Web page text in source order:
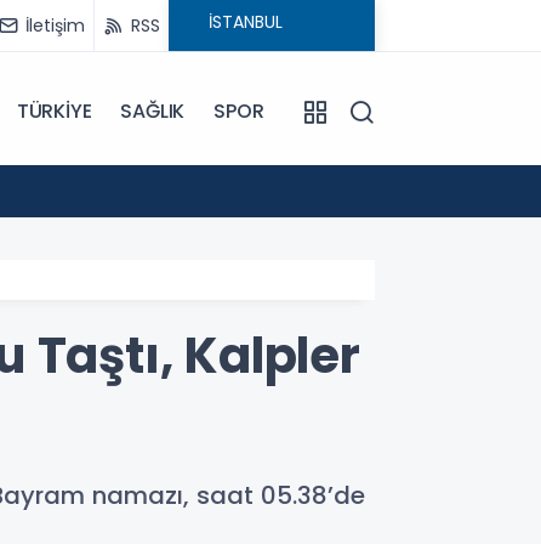
İletişim RSS
TÜRKİYE SAĞLIK SPOR
Taştı, Kalpler
namazı, saat 05.38’de